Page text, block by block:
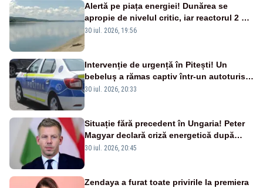
Alertă pe piața energiei! Dunărea se
apropie de nivelul critic, iar reactorul 2 de
la Cernavodă ar putea fi oprit
30 iul. 2026, 19:56
Intervenție de urgență în Pitești! Un
bebeluș a rămas captiv într-un autoturism
din cauza unei defecțiuni
30 iul. 2026, 20:33
Situație fără precedent în Ungaria! Peter
Magyar declară criză energetică după
oprirea centralei de la Paks
30 iul. 2026, 20:45
Zendaya a furat toate privirile la premiera